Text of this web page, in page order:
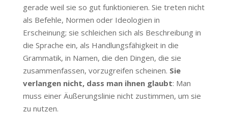
gerade weil sie so gut funktionieren. Sie treten nicht
als Befehle, Normen oder Ideologien in
Erscheinung; sie schleichen sich als Beschreibung in
die Sprache ein, als Handlungsfähigkeit in die
Grammatik, in Namen, die den Dingen, die sie
zusammenfassen, vorzugreifen scheinen. Sie
verlangen nicht, dass man ihnen glaubt: Man
muss einer Äußerungslinie nicht zustimmen, um sie
zu nutzen.